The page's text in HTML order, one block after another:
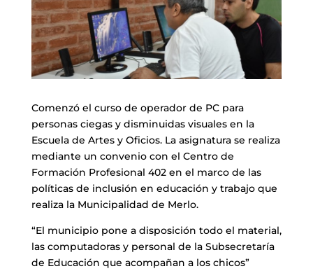
Comenzó el curso de operador de PC para
personas ciegas y disminuidas visuales en la
Escuela de Artes y Oficios. La asignatura se realiza
mediante un convenio con el Centro de
Formación Profesional 402 en el marco de las
políticas de inclusión en educación y trabajo que
realiza la Municipalidad de Merlo.
“El municipio pone a disposición todo el material,
las computadoras y personal de la Subsecretaría
de Educación que acompañan a los chicos”